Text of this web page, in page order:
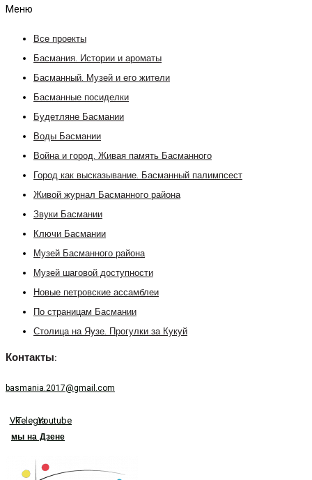
Меню
Все проекты
Басмания. Истории и ароматы
Басманный. Музей и его жители
Басманные посиделки
Будетляне Басмании
Воды Басмании
Война и город. Живая память Басманного
Город как высказывание. Басманный палимпсест
Живой журнал Басманного района
Звуки Басмании
Ключи Басмании
Музей Басманного района
Музей шаговой доступности
Новые петровские ассамблеи
По страницам Басмании
Столица на Яузе. Прогулки за Кукуй
Контакты:
basmania.2017@gmail.com
VkTelegramYoutube
мы на Дзене